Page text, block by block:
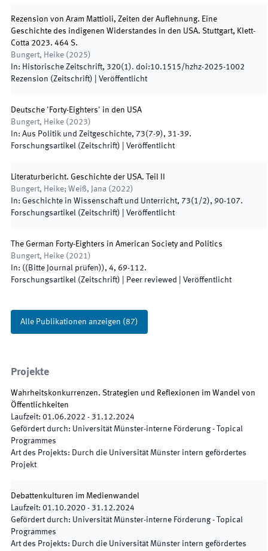
Rezension von Aram Mattioli, Zeiten der Auflehnung. Eine
Geschichte des indigenen Widerstandes in den USA. Stuttgart, Klett-
Cotta 2023. 464 S.
Bungert, Heike ( 2025)
In: Historische Zeitschrift, 320(1). doi:10.1515/hzhz-2025-1002
Rezension (Zeitschrift)
Veröffentlicht
Deutsche 'Forty-Eighters' in den USA
Bungert, Heike ( 2023)
In: Aus Politik und Zeitgeschichte, 73(7-9), 31-39.
Forschungsartikel (Zeitschrift)
Veröffentlicht
Literaturbericht. Geschichte der USA. Teil II
Bungert, Heike; Weiß, Jana ( 2022)
In: Geschichte in Wissenschaft und Unterricht, 73(1/2), 90-107.
Forschungsartikel (Zeitschrift)
Veröffentlicht
The German Forty-Eighters in American Society and Politics
Bungert, Heike ( 2021)
In: ((Bitte Journal prüfen)), 4, 69-112.
Forschungsartikel (Zeitschrift) | Peer reviewed Veröffentlicht
Alle Publikationen anzeigen (87)
Projekte
Wahrheitskonkurrenzen. Strategien und Reflexionen im Wandel von
Öffentlichkeiten
Laufzeit: 01.06.2022 - 31.12.2024
Gefördert durch: Universität Münster-interne Förderung - Topical
Programmes
Art des Projekts: Durch die Universität Münster intern gefördertes
Projekt
Debattenkulturen im Medienwandel
Laufzeit: 01.10.2020 - 31.12.2024
Gefördert durch: Universität Münster-interne Förderung - Topical
Programmes
Art des Projekts: Durch die Universität Münster intern gefördertes